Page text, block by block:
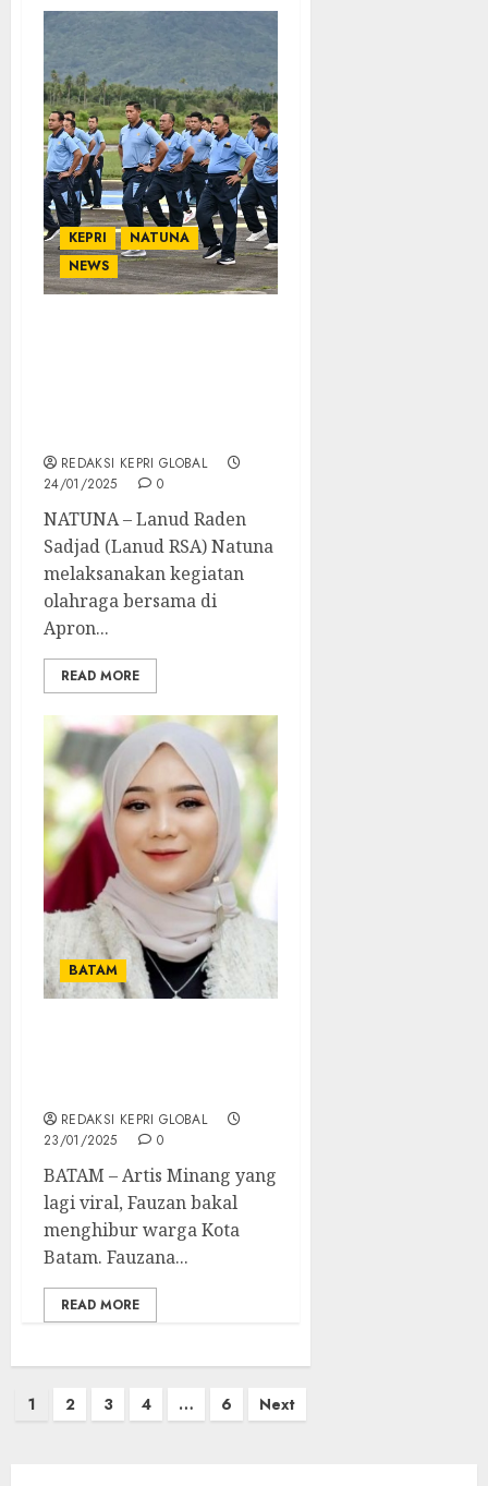
KEPRI
NATUNA
NEWS
REDAKSI KEPRI GLOBAL
24/01/2025
0
NATUNA – Lanud Raden
Sadjad (Lanud RSA) Natuna
melaksanakan kegiatan
olahraga bersama di
Apron...
READ MORE
BATAM
REDAKSI KEPRI GLOBAL
23/01/2025
0
BATAM – Artis Minang yang
lagi viral, Fauzan bakal
menghibur warga Kota
Batam. Fauzana...
READ MORE
Posts
1 2 3 4 … 6 Next